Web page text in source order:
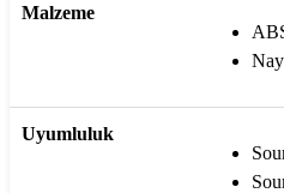
Malzeme
Uyumluluk